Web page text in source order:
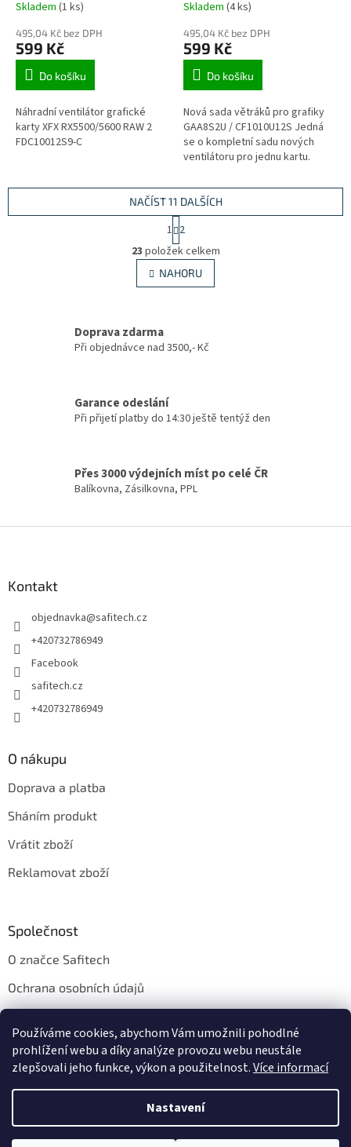
Používáme cookies, abychom Vám umožnili pohodlné
prohlížení webu a díky analýze provozu webu neustále
zlepšovali jeho funkce, výkon a použitelnost.Více informací
Nastavení
FDC10012S9-C
Skladem (1 ks)
495,04 Kč bez DPH
599 Kč
Do košíku
Náhradní ventilátor grafické
karty XFX RX5500/5600 RAW 2
FDC10012S9-C
Skladem (4 ks)
495,04 Kč bez DPH
599 Kč
Do košíku
Nová sada větráků pro grafiky
GAA8S2U / CF1010U12S Jedná
se o kompletní sadu nových
ventilátoru pro jednu kartu.
O
v
l
á
í
y
p
i
s
NAČÍST 11 DALŠÍCH
t
r
á
n
k
n
í
1 2
23 položek celkem
NAHORU
Doprava zdarma
Při objednávce nad 3500,- Kč
Garance odeslání
Při přijetí platby do 14:30 ještě tentýž den
Přes 3000 výdejních míst po celé ČR
Balíkovna, Zásilkovna, PPL
Kontakt
objednavka@safitech.cz
+420732786949
Facebook
safitech.cz
+420732786949
O nákupu
Doprava a platba
Sháním produkt
Vrátit zboží
Reklamovat zboží
Společnost
O značce Safitech
Ochrana osobních údajů
Kontakt
Vytvořil Shoptet